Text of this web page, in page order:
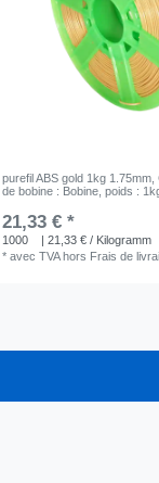
purefil ABS gold 1kg 1.75mm
de bobine : Bobine , poids :
21,33 € *
1000
| 21,33 € / Kilogramm
*avec TVAhors Frais de